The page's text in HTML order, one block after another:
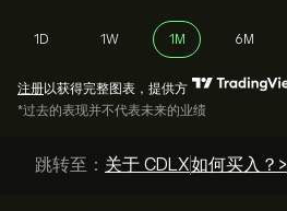
1D 1W 1M 6M
注册以获得完整图表，提供方
*过去的表现并不代表未来的业绩
跳转至： 关于 CDLX如何买入？>